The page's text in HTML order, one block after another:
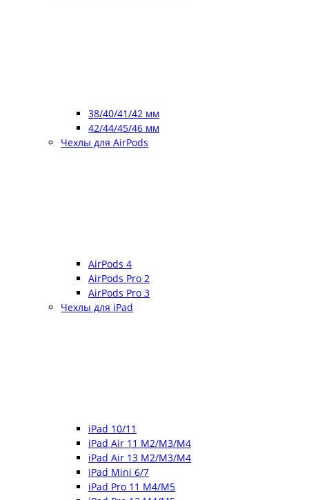
38/40/41/42 мм
42/44/45/46 мм
Чехлы для AirPods
AirPods 4
AirPods Pro 2
AirPods Pro 3
Чехлы для iPad
iPad 10/11
iPad Air 11 M2/M3/M4
iPad Air 13 M2/M3/M4
iPad Mini 6/7
iPad Pro 11 M4/M5